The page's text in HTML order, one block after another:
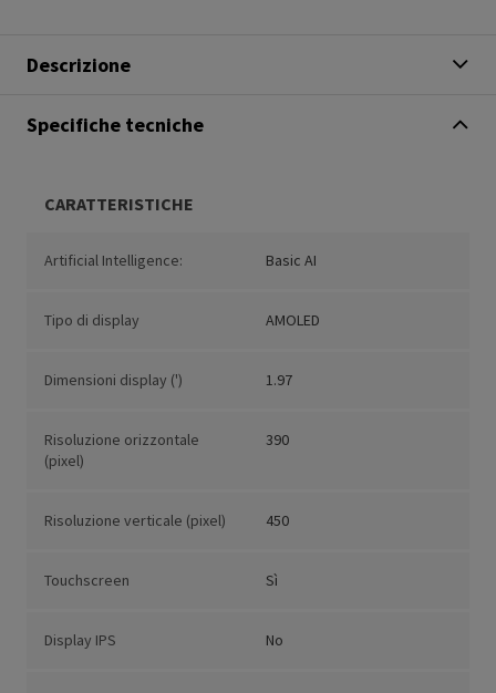
Descrizione
Specifiche tecniche
CARATTERISTICHE
Artificial Intelligence: Basic AI
Tipo di display AMOLED
Dimensioni display (') 1.97
Risoluzione orizzontale
(pixel)
390
Risoluzione verticale (pixel) 450
Touchscreen Sì
Display IPS No